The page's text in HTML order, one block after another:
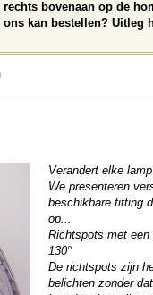
bovenaan op de
kan bestellen? Uitleg
Verandert elke
We presenteren
beschikbare fitting
op...
Richtspots met een
130°
De richtspots zijn
belichten zonder